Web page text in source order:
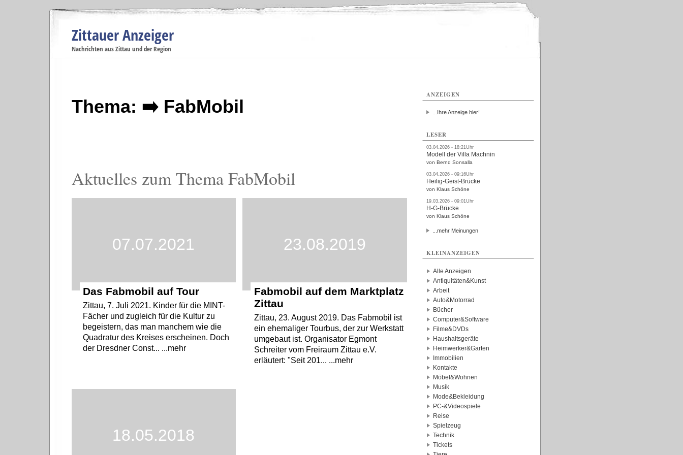
Zittauer Anzeiger
Nachrichten aus Zittau und der Region
Thema: ➡️ FabMobil
Aktuelles zum Thema FabMobil
07.07.2021
Das Fabmobil auf Tour
Zittau, 7. Juli 2021. Kinder für die MINT-
Fächer und zugleich für die Kultur zu
begeistern, das man manchem wie die
Quadratur des Kreises erscheinen. Doch
der Dresdner Const... ...mehr
23.08.2019
Fabmobil auf dem Marktplatz
Zittau
Zittau, 23. August 2019. Das Fabmobil ist
ein ehemaliger Tourbus, der zur Werkstatt
umgebaut ist. Organisator Egmont
Schreiter vom Freiraum Zittau e.V.
erläutert: "Seit 201... ...mehr
18.05.2018
ANZEIGEN
...Ihre Anzeige hier!
LESER
03.04.2026 - 18:21Uhr
Modell der Villa Machnin
von Bernd Sonsalla
03.04.2026 - 09:16Uhr
Heilig-Geist-Brücke
von Klaus Schöne
19.03.2026 - 09:01Uhr
H-G-Brücke
von Klaus Schöne
...mehr Meinungen
KLEINANZEIGEN
Alle Anzeigen
Antiquitäten&Kunst
Arbeit
Auto&Motorrad
Bücher
Computer&Software
Filme&DVDs
Haushaltsgeräte
Heimwerker&Garten
Immobilien
Kontakte
Möbel&Wohnen
Musik
Mode&Bekleidung
PC-&Videospiele
Reise
Spielzeug
Technik
Tickets